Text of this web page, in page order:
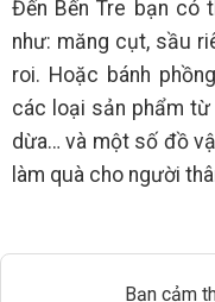
Đến Bến Tre bạn có
như: măng cụt, sầu
roi. Hoặc bánh
các loại sản phẩm
dừa… và một số đồ
làm quà cho người
Bạn cảm